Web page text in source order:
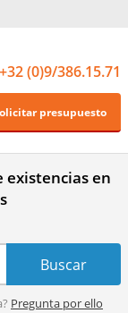
+32 (0)9/386.15.71
presupuesto
existencias en
Pregunta por ello